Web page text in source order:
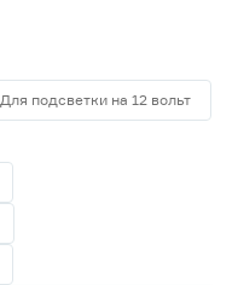
Для подсветки на 12 вольт